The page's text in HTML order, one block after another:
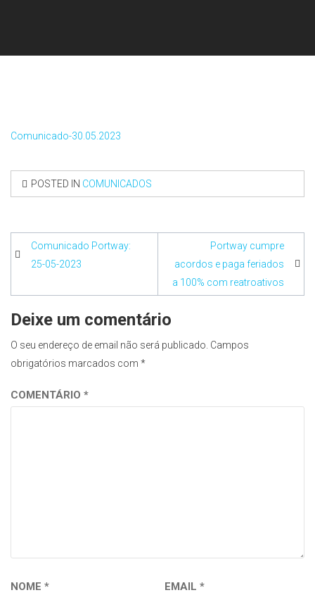
Comunicado-30.05.2023
POSTED IN COMUNICADOS
Navegação
de
artigos
Comunicado Portway:
25-05-2023
Portway cumpre
acordos e paga feriados
a 100% com reatroativos
Deixe um comentário
O seu endereço de email não será publicado. Campos
obrigatórios marcados com *
COMENTÁRIO *
NOME * EMAIL *